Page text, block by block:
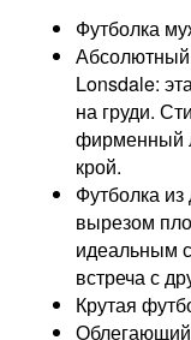
Футболка
Абсолютный
Lonsdale:
на груди.
фирменный
крой.
Футболка
вырезом
идеальным
встреча с
Крутая